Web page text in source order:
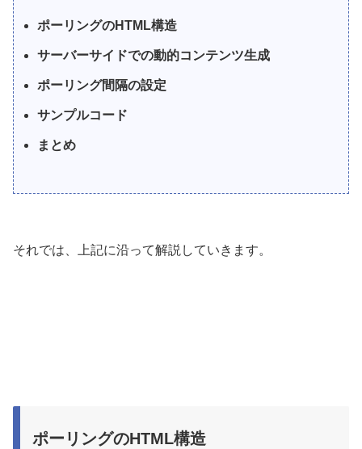
ポーリングのHTML構造
サーバーサイドでの動的コンテンツ生成
ポーリング間隔の設定
サンプルコード
まとめ
それでは、上記に沿って解説していきます。
ポーリングのHTML構造